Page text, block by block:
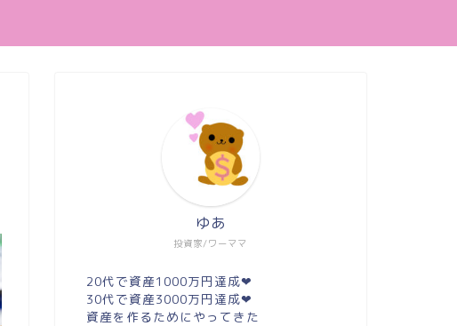
投資家/ワーママ
ゆあ
20代で資産1000万円達成❤︎
30代で資産3000万円達成❤︎
資産を作るためにやってきた